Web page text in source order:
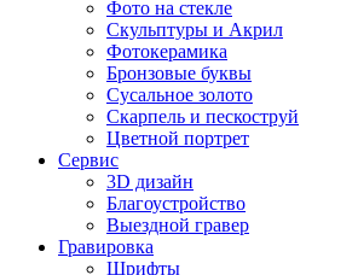
Фото на стекле
Скульптуры и Акрил
Фотокерамика
Бронзовые буквы
Сусальное золото
Скарпель и пескоструй
Цветной портрет
Сервис
3D дизайн
Благоустройство
Выездной гравер
Гравировка
Шрифты